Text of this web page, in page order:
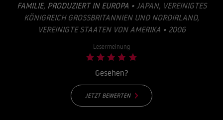
FAMILIE, PRODUZIERT IN EUROPA • JAPAN, VEREINIGTES
KÖNIGREICH GROSSBRITANNIEN UND NORDIRLAND, V
EREINIGTE STAATEN VON AMERIKA • 2006
Lesermeinung
Gesehen?
JETZT BEWERTEN